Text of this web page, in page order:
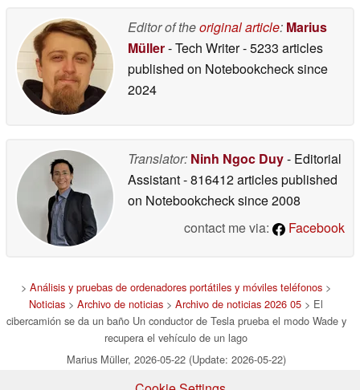
Editor of theoriginal article: Marius
Müller- Tech Writer- 5233 articles
published on Notebookchecksince
2024
Translator: Ninh Ngoc Duy- Editorial
Assistant- 816412 articles published
on Notebookchecksince 2008
contact me via:
Facebook
> Análisis y pruebas de ordenadores portátiles y móviles teléfonos >
Noticias > Archivo de noticias > Archivo de noticias 2026 05 > El
cibercamión se da un baño Un conductor de Tesla prueba el modo Wade y
recupera el vehículo de un lago
Marius Müller, 2026-05-22 (Update: 2026-05-22)